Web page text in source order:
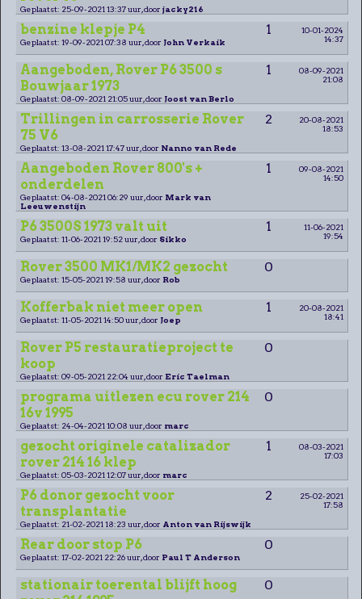
Geplaatst: 25-09-2021 13:37 uur, door jacky216
benzine klepje P4 1
10-01-2024
14:37
Geplaatst: 19-09-2021 07:38 uur, door John Verkaik
Aangeboden, Rover P6 3500 s
Bouwjaar 1973
1
08-09-2021
21:08
Geplaatst: 08-09-2021 21:05 uur, door Joost van Berlo
Trillingen in carrosserie Rover
75 V6
2
20-08-2021
18:53
Geplaatst: 13-08-2021 17:47 uur, door Nanno van Rede
Aangeboden Rover 800's +
onderdelen
1
09-08-2021
14:50
Geplaatst: 04-08-2021 06:29 uur, door Mark van
Leeuwenstijn
P6 3500S 1973 valt uit 1
11-06-2021
19:54
Geplaatst: 11-06-2021 19:52 uur, door Sikko
Rover 3500 MK1/MK2 gezocht 0
Geplaatst: 15-05-2021 19:58 uur, door Rob
Kofferbak niet meer open 1
20-08-2021
18:41
Geplaatst: 11-05-2021 14:50 uur, door Joep
Rover P5 restauratieproject te
koop
0
Geplaatst: 09-05-2021 22:04 uur, door Eric Taelman
programa uitlezen ecu rover 214
16v 1995
0
Geplaatst: 24-04-2021 10:08 uur, door marc
gezocht originele catalizador
rover 214 16 klep
1
08-03-2021
17:03
Geplaatst: 05-03-2021 12:07 uur, door marc
P6 donor gezocht voor
transplantatie
2
25-02-2021
17:58
Geplaatst: 21-02-2021 18:23 uur, door Anton van Rijswijk
Rear door stop P6 0
Geplaatst: 17-02-2021 22:26 uur, door Paul T Anderson
stationair toerental blijft hoog
0